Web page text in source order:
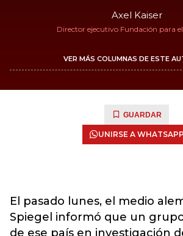
Axel Kaiser
Director ejecutivo Fundación para
VER MÁS COLUMNAS DE ESTE
GUARDAR
UNIRSE A WHATSAPP
El pasado lunes, el medio
Spiegel informó que un
de ese país en investigación